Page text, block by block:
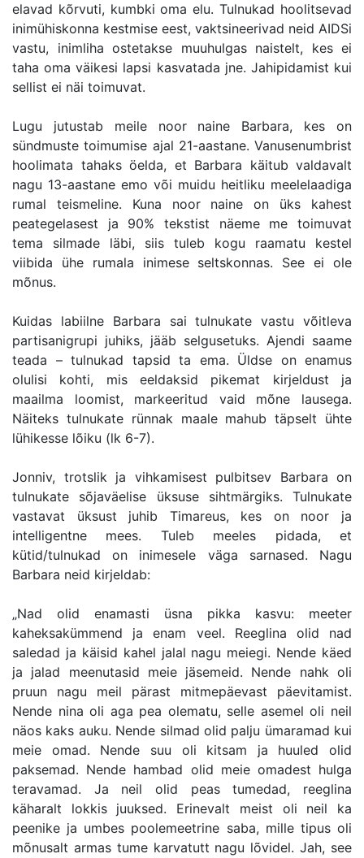
elavad kõrvuti, kumbki oma elu. Tulnukad hoolitsevad
inimühiskonna kestmise eest, vaktsineerivad neid AIDSi
vastu, inimliha ostetakse muuhulgas naistelt, kes ei
taha oma väikesi lapsi kasvatada jne. Jahipidamist kui
sellist ei näi toimuvat.
Lugu jutustab meile noor naine Barbara, kes on
sündmuste toimumise ajal 21-aastane. Vanusenumbrist
hoolimata tahaks öelda, et Barbara käitub valdavalt
nagu 13-aastane emo või muidu heitliku meelelaadiga
rumal teismeline. Kuna noor naine on üks kahest
peategelasest ja 90% tekstist näeme me toimuvat
tema silmade läbi, siis tuleb kogu raamatu kestel
viibida ühe rumala inimese seltskonnas. See ei ole
mõnus.
Kuidas labiilne Barbara sai tulnukate vastu võitleva
partisanigrupi juhiks, jääb selgusetuks. Ajendi saame
teada – tulnukad tapsid ta ema. Üldse on enamus
olulisi kohti, mis eeldaksid pikemat kirjeldust ja
maailma loomist, markeeritud vaid mõne lausega.
Näiteks tulnukate rünnak maale mahub täpselt ühte
lühikesse lõiku (lk 6-7).
Jonniv, trotslik ja vihkamisest pulbitsev Barbara on
tulnukate sõjaväelise üksuse sihtmärgiks. Tulnukate
vastavat üksust juhib Timareus, kes on noor ja
intelligentne mees. Tuleb meeles pidada, et
kütid/tulnukad on inimesele väga sarnased. Nagu
Barbara neid kirjeldab:
„Nad olid enamasti üsna pikka kasvu: meeter
kaheksakümmend ja enam veel. Reeglina olid nad
saledad ja käisid kahel jalal nagu meiegi. Nende käed
ja jalad meenutasid meie jäsemeid. Nende nahk oli
pruun nagu meil pärast mitmepäevast päevitamist.
Nende nina oli aga pea olematu, selle asemel oli neil
näos kaks auku. Nende silmad olid palju ümaramad kui
meie omad. Nende suu oli kitsam ja huuled olid
paksemad. Nende hambad olid meie omadest hulga
teravamad. Ja neil olid peas tumedad, reeglina
käharalt lokkis juuksed. Erinevalt meist oli neil ka
peenike ja umbes poolemeetrine saba, mille tipus oli
mõnusalt armas tume karvatutt nagu lõvidel. Jah, see